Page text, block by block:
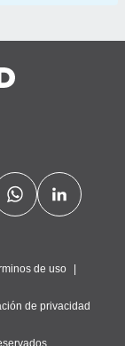
de uso
de privacidad